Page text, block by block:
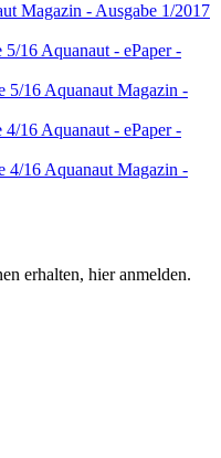
Magazin - Ausgabe 1/2017
Aquanaut - ePaper -
Aquanaut Magazin -
Aquanaut - ePaper -
Aquanaut Magazin -
erhalten, hier anmelden.